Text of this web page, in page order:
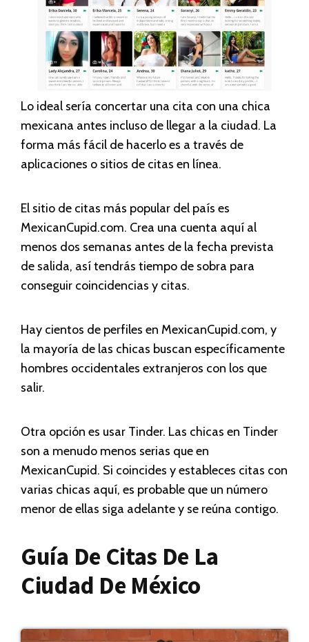
Lo ideal sería concertar una cita con una chica
mexicana antes incluso de llegar a la ciudad. La
forma más fácil de hacerlo es a través de
aplicaciones o sitios de citas en línea.
El sitio de citas más popular del país es
MexicanCupid.com. Crea una cuenta aquí al
menos dos semanas antes de la fecha prevista
de salida, así tendrás tiempo de sobra para
conseguir coincidencias y citas.
Hay cientos de perfiles en MexicanCupid.com, y
la mayoría de las chicas buscan específicamente
hombres occidentales extranjeros con los que
salir.
Otra opción es usar Tinder. Las chicas en Tinder
son a menudo menos serias que en
MexicanCupid. Si coincides y estableces citas con
varias chicas aquí, es probable que un número
menor de ellas siga adelante y se reúna contigo.
Guía De Citas De La
Ciudad De México